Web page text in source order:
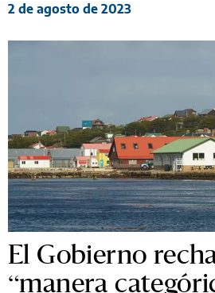
2 de agosto de 2023
El Gobierno
“manera